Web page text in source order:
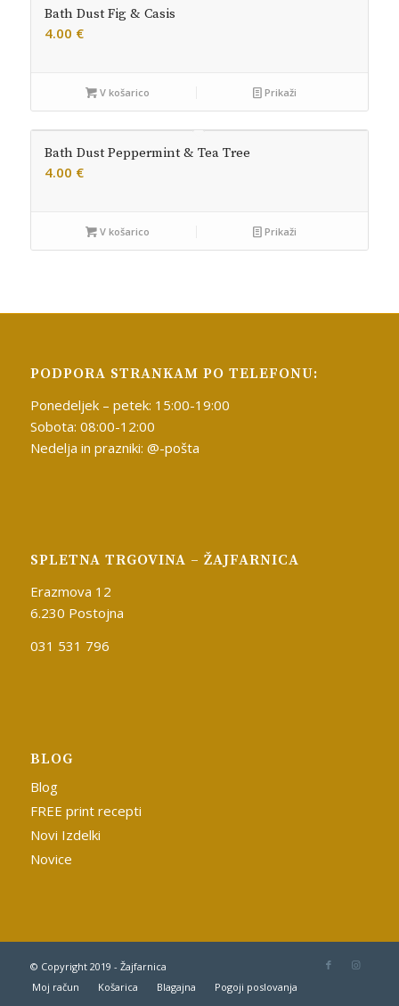
Bath Dust Fig & Casis
4.00 €
V košarico Prikaži
Bath Dust Peppermint & Tea Tree
4.00 €
V košarico Prikaži
PODPORA STRANKAM PO TELEFONU:
Ponedeljek – petek: 15:00-19:00
Sobota: 08:00-12:00
Nedelja in prazniki: @-pošta
SPLETNA TRGOVINA – ŽAJFARNICA
Erazmova 12
6.230 Postojna
031 531 796
BLOG
Blog
FREE print recepti
Novi Izdelki
Novice
© Copyright 2019 - Žajfarnica
Moj račun
Košarica Blagajna Pogoji poslovanja